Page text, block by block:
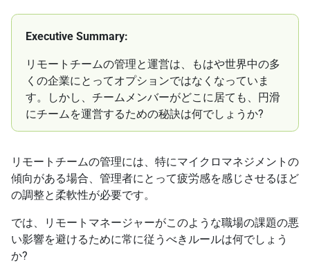
Executive Summary:
リモートチームの管理と運営は、もはや世界中の多
くの企業にとってオプションではなくなっていま
す。しかし、チームメンバーがどこに居ても、円滑
にチームを運営するための秘訣は何でしょうか?
リモートチームの管理には、特にマイクロマネジメントの
傾向がある場合、管理者にとって疲労感を感じさせるほど
の調整と柔軟性が必要です。
では、リモートマネージャーがこのような職場の課題の悪
い影響を避けるために常に従うべきルールは何でしょう
か?